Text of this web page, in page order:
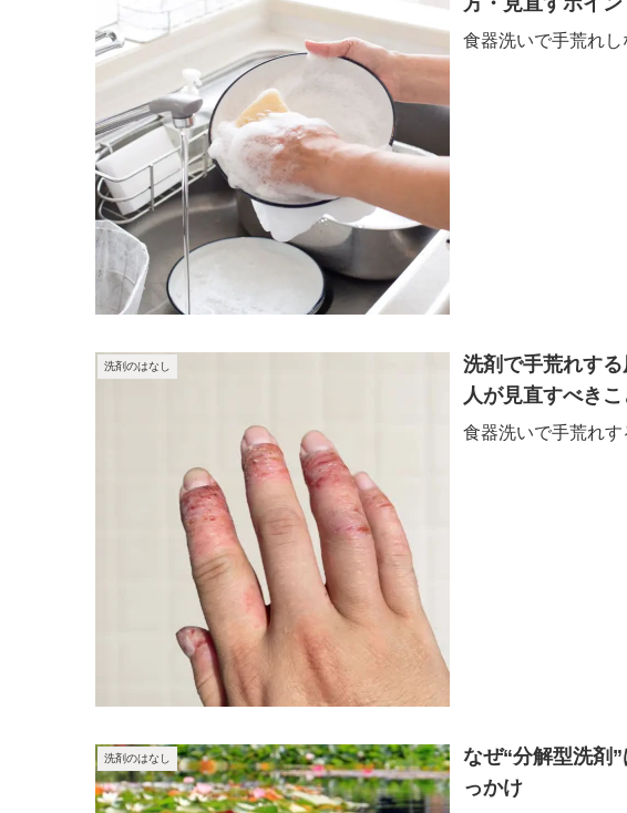
食器洗いで手荒れ
洗剤のはなし
洗剤で手荒れす
人が見直すべきこ
食器洗いで手荒れす
洗剤のはなし
なぜ“分解型洗剤
っかけ